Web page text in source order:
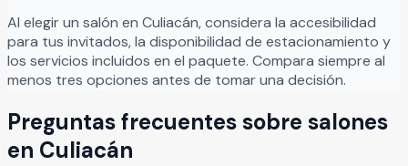
Al elegir un salón en Culiacán, considera la accesibilidad
para tus invitados, la disponibilidad de estacionamiento y
los servicios incluidos en el paquete. Compara siempre al
menos tres opciones antes de tomar una decisión.
Preguntas frecuentes sobre salones
en Culiacán